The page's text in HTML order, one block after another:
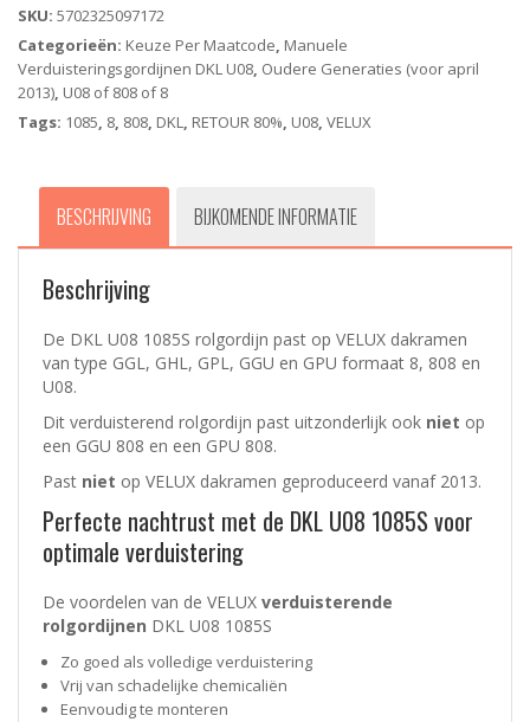
-
Handbediend
-
Oude
Generatie
SKU: 5702325097172
Categorieën: Keuze Per Maatcode, Manuele
Verduisteringsgordijnen DKL U08, Oudere Generaties (voor april
2013), U08 of 808 of 8
Tags: 1085, 8, 808, DKL, RETOUR 80%, U08, VELUX
BESCHRIJVING BIJKOMENDE INFORMATIE
Beschrijving
De DKL U08 1085S rolgordijn past op VELUX dakramen
van type GGL, GHL, GPL, GGU en GPU formaat 8, 808 en
U08.
Dit verduisterend rolgordijn past uitzonderlijk ook niet op
een GGU 808 en een GPU 808.
Past niet op VELUX dakramen geproduceerd vanaf 2013.
Perfecte nachtrust met de DKL U08 1085S voor
optimale verduistering
De voordelen van de VELUX verduisterende
rolgordijnen DKL U08 1085S
Zo goed als volledige verduistering
Vrij van schadelijke chemicaliën
Eenvoudig te monteren